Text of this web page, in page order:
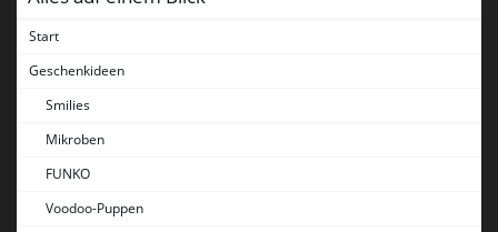
Start
Geschenkideen
Smilies
Mikroben
FUNKO
Voodoo-Puppen